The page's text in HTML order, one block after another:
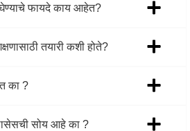
घेण्याचे फायदे काय आहेत?
तयारी कशी होते?
का ?
सोय आहे का ?